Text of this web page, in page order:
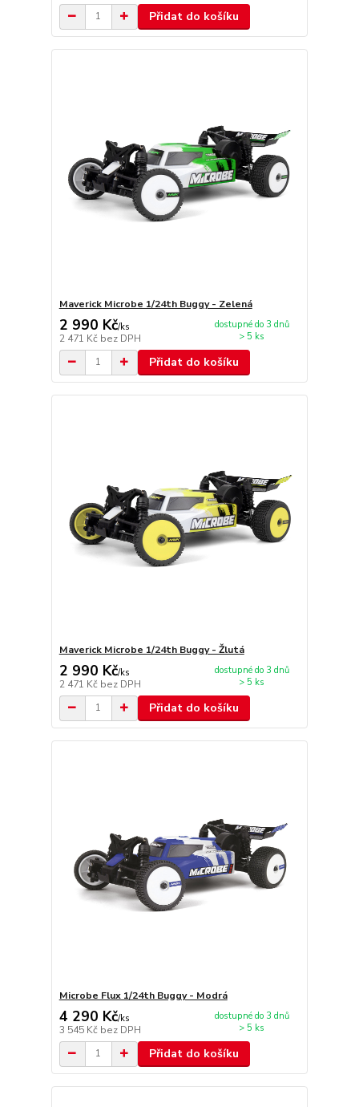
Přidat do košíku
Maverick Microbe 1/24th Buggy - Zelená
2 990 Kč/ks
2 471 Kč bez DPH
dostupné do 3 dnů
> 5 ks
Přidat do košíku
Maverick Microbe 1/24th Buggy - Žlutá
2 990 Kč/ks
2 471 Kč bez DPH
dostupné do 3 dnů
> 5 ks
Přidat do košíku
Microbe Flux 1/24th Buggy - Modrá
4 290 Kč/ks
3 545 Kč bez DPH
dostupné do 3 dnů
> 5 ks
Přidat do košíku